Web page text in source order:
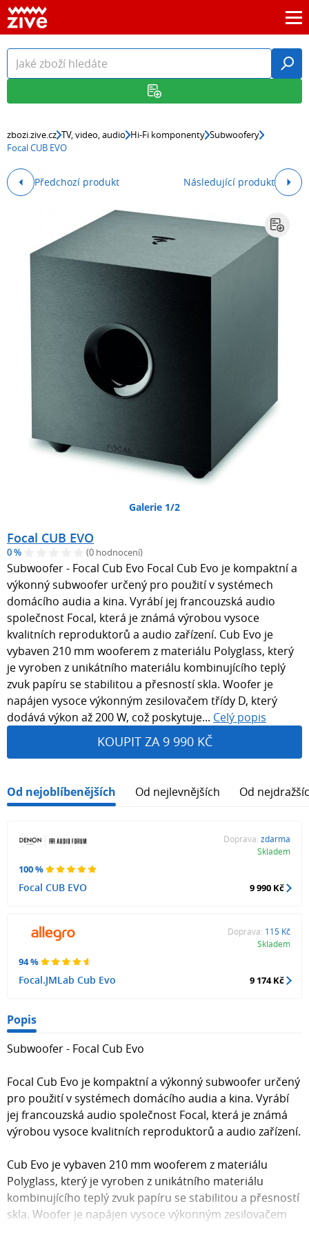
zbozi.zive.cz TV, video, audio Hi-Fi komponenty Subwoofery
Focal CUB EVO
Předchozí produkt Následující produkt
Galerie 1/2
Focal CUB EVO
0 % (0 hodnocení)
Subwoofer - Focal Cub Evo Focal Cub Evo je kompaktní a
výkonný subwoofer určený pro použití v systémech
domácího audia a kina. Vyrábí jej francouzská audio
společnost Focal, která je známá výrobou vysoce
kvalitních reproduktorů a audio zařízení. Cub Evo je
vybaven 210 mm wooferem z materiálu Polyglass, který
je vyroben z unikátního materiálu kombinujícího teplý
zvuk papíru se stabilitou a přesností skla. Woofer je
napájen vysoce výkonným zesilovačem třídy D, který
dodává výkon až 200 W, což poskytuje... Celý popis
KOUPIT ZA 9 990 KČ
Od nejoblíbenějších Od nejlevnějších Od
100 %
Focal CUB EVO
Doprava: zdarma
Skladem
9 990 Kč
94 %
Focal.JMLab Cub Evo
Doprava: 115 Kč
Skladem
9 174 Kč
Popis
Subwoofer - Focal Cub Evo
Focal Cub Evo je kompaktní a výkonný subwoofer určený
pro použití v systémech domácího audia a kina. Vyrábí
jej francouzská audio společnost Focal, která je známá
výrobou vysoce kvalitních reproduktorů a audio zařízení.
Cub Evo je vybaven 210 mm wooferem z materiálu
Polyglass, který je vyroben z unikátního materiálu
kombinujícího teplý zvuk papíru se stabilitou a přesností
skla. Woofer je napájen vysoce výkonným zesilovačem